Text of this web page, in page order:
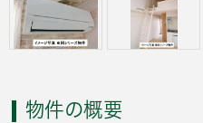
物件の概要